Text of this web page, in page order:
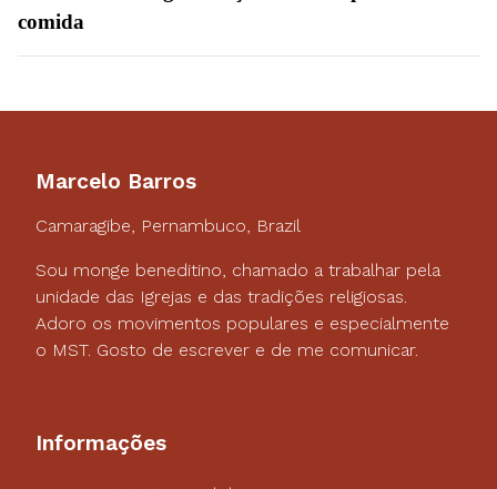
comida
Marcelo Barros
Camaragibe, Pernambuco, Brazil
Sou monge beneditino, chamado a trabalhar pela
unidade das Igrejas e das tradições religiosas.
Adoro os movimentos populares e especialmente
o MST. Gosto de escrever e de me comunicar.
Informações